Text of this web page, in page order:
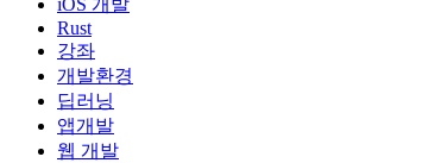
Rust
강좌
개발환경
딥러닝
앱개발
웹 개발